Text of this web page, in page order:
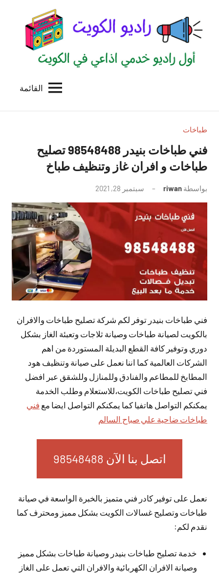
المحتوى
الكويت
للاعلانات
بالكويت
القائمة
طباخات
فني طباخات بنيدر 98548488 تصليح
طباخات و افران غاز وتنظيف طباخ
بواسطة riwan سبتمبر 28, 2021
توجد
تعليقات
فني طباخات بنيدر توفر لكم شركة تصليح طباخات والافران
بالكويت لصيانة طباخات وصيانة ثلاجات وتعبئة الغاز بشكل
دوري وتوفير كافة القطع البديلة المستوردة من اهم
الشركات العالمية كما اننا نعمل على صيانة وتنظيف هود
المطابخ للمطاعم والفنادق وللمنازل وللشقق عبر افضل
فني تصليح طباخات الكويت،للاستعلام وطلب الخدمة
يمكنكم التواصل هاتفيا كما يمكنكم التواصل ايضا مع فني
طباخات ضاحية علي صباح السالم
اتصل بنا الآن 98548488
نعمل على توفير كادر فني متميز بالخبرة الواسعة في صيانة
طباخات وتصليح غسالات الكويت بشكل مميز ومحترف كما
نقدم لكم:
خدمة تصليح طباخات بنيدر وصيانة طباخات بشكل مميز
وصيانة الافران الكهربائية والافران التي تعمل على الغاز